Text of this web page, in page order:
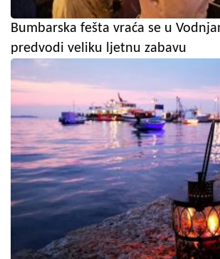
Bumbarska fešta vraća se u
predvodi veliku ljetnu zabavu